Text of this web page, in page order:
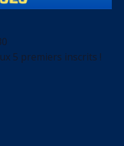
5 premiers inscrits !